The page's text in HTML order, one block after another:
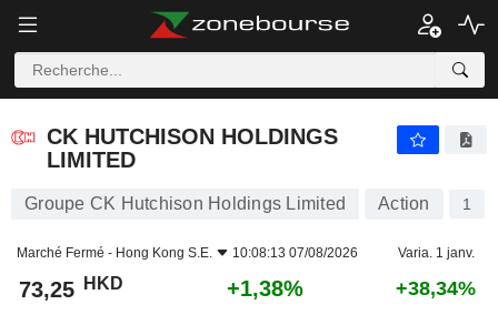
CK HUTCHISON HOLDINGS
LIMITED
Groupe CK Hutchison Holdings Limited Action 1
Marché Fermé - Hong Kong S.E. 10:08:13 07/08/2026 Varia. 1 janv.
73,25 HKD +1,38% +38,34%